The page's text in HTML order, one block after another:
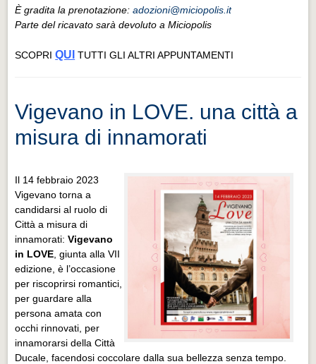
È gradita la prenotazione:adozioni@miciopolis.it
Parte del ricavato sarà devoluto a Miciopolis
SCOPRIQUI TUTTI GLI ALTRI APPUNTAMENTI
Vigevano in LOVE. una città a
misura di innamorati
Il 14 febbraio 2023
Vigevano torna a
candidarsi al ruolo di
Città a misura di
innamorati:Vigevano
in LOVE , giunta alla VII
edizione, è l’occasione
per riscoprirsi romantici,
per guardare alla
persona amata con
occhi rinnovati, per
innamorarsi della Città
Ducale, facendosi coccolare dalla sua bellezza senza tempo.